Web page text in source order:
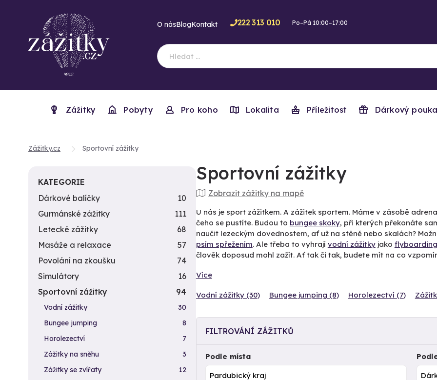
O násBlogKontakt 222 313 010 Po–Pá 10:00–17:00
Zážitky Pobyty Pro koho Lokalita Příležitost Dárkový
Zážitky.cz Sportovní zážitky
Sportovní zážitky
Zobrazit zážitky na mapě
U nás je sport zážitkem. A zážitek sportem. Máme v zásobě
čeho se pustíte. Budou to bungee skoky, při kterých překonáte
naučit lezeckým dovednostem, ať už na stěně nebo skalách?
psím spřežením. Ale třeba to vyhrají vodní zážitkyjako flyboarding
člověk doposud mohl zažít. Ať tak či tak, budete mít na co
Více
Vodní zážitky (30) Bungee jumping (8) Horolezectví (7)
FILTROVÁNÍ ZÁŽITKŮ
Podle místa
KATEGORIE
Dárkové balíčky
10
Gurmánské zážitky
111
Letecké zážitky
68
Masáže a relaxace
57
Povolání na zkoušku
74
Simulátory
16
Sportovní zážitky
94
Vodní zážitky
30
Bungee jumping
8
Horolezectví
7
Zážitky na sněhu
3
Zážitky se zvířaty
12